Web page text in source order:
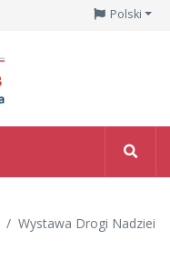
Polski
Wystawa Drogi Nadziei